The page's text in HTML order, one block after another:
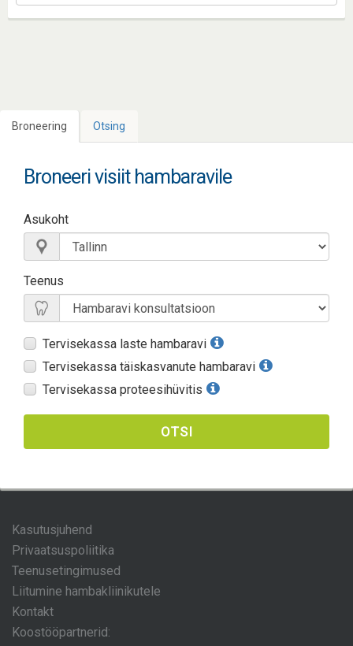
Broneering Otsing
Broneeri visiit hambaravile
Asukoht
Teenus
Tervisekassa laste hambaravi
Tervisekassa täiskasvanute hambaravi
Tervisekassa proteesihüvitis
OTSI
Kasutusjuhend
Privaatsuspoliitika
Teenusetingimused
Liitumine hambakliinikutele
Kontakt
Koostööpartnerid: